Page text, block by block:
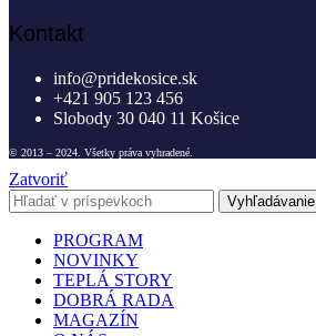
Kontakt
info@pridekosice.sk
+421 905 123 456
Slobody 30 040 11 Košice
© 2013 – 2024. Všetky práva vyhradené.
Zatvoriť
Vyhľadávanie
PROGRAM
NOVINKY
TEPLÁ STORY
DOBRÁ RADA
MAGAZÍN